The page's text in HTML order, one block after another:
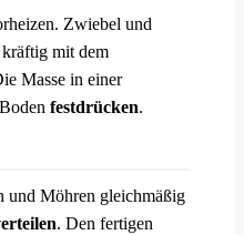
Zwiebel und
mit dem
Masse in einer
festdrücken.
und Möhren gleichmäßig
. Den fertigen